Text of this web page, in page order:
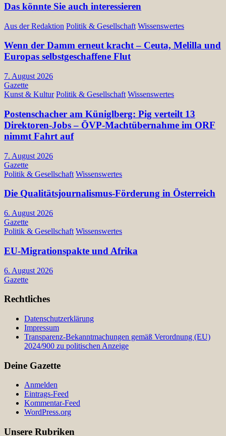
Das könnte Sie auch interessieren
Aus der Redaktion Politik & Gesellschaft Wissenswertes
Wenn der Damm erneut kracht – Ceuta, Melilla und
Europas selbstgeschaffene Flut
7. August 2026
Gazette
Kunst & Kultur Politik & Gesellschaft Wissenswertes
Postenschacher am Küniglberg: Pig verteilt 13
Direktoren-Jobs – ÖVP-Machtübernahme im ORF
nimmt Fahrt auf
7. August 2026
Gazette
Politik & Gesellschaft Wissenswertes
Die Qualitätsjournalismus-Förderung in Österreich
6. August 2026
Gazette
Politik & Gesellschaft Wissenswertes
EU-Migrationspakte und Afrika
6. August 2026
Gazette
Rechtliches
Datenschutzerklärung
Impressum
Transparenz-Bekanntmachungen gemäß Verordnung (EU)
2024/900 zu politischen Anzeige
Deine Gazette
Anmelden
Eintrags-Feed
Kommentar-Feed
WordPress.org
Unsere Rubriken